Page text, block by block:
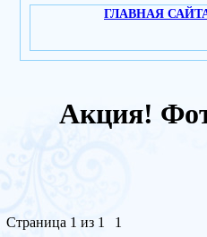
ГЛАВНАЯ
Акция!
Страница 1 из 1
1